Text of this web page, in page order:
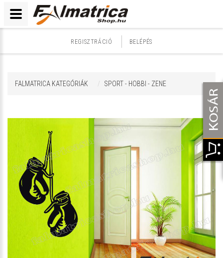
REGISZTRÁCIÓ BELÉPÉS
FALMATRICA KATEGÓRIÁK SPORT - HOBBI - ZENE